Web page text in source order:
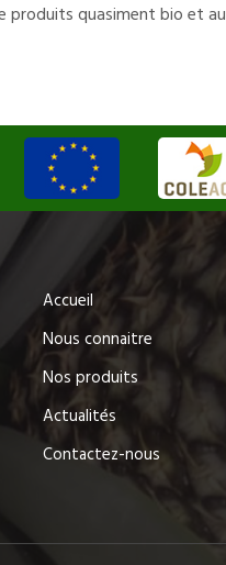
produits quasiment bio et
Accueil
Nous connaitre
Nos produits
Actualités
Contactez-nous